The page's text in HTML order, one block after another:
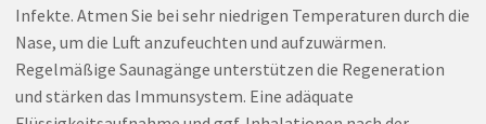
Infekte. Atmen Sie bei sehr niedrigen Temperaturen durch die
Nase, um die Luft anzufeuchten und aufzuwärmen.
Regelmäßige Saunagänge unterstützen die Regeneration
und stärken das Immunsystem. Eine adäquate